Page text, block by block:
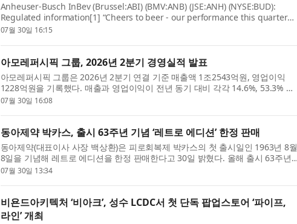
Anheuser-Busch InBev (Brussel:ABI) (BMV:ANB) (JSE:ANH) (NYSE:BUD):
Regulated information[1] “Cheers to beer - our performance this quarter
reflects the strength of the beer category and the consistent execut...
07월 30일 16:15
아모레퍼시픽 그룹, 2026년 2분기 경영실적 발표
아모레퍼시픽 그룹은 2026년 2분기 연결 기준 매출액 1조2543억원, 영업이익
1228억원을 기록했다. 매출과 영업이익이 전년 동기 대비 각각 14.6%, 53.3% 성
장하며, 견고한 매출 및 수익 성장세를 동시에 달성했다. 국내 사...
07월 30일 16:08
동아제약 박카스, 출시 63주년 기념 ‘레트로 에디션’ 한정 판매
동아제약(대표이사 사장 백상환)은 피로회복제 박카스의 첫 출시일인 1963년 8월
8일을 기념해 레트로 에디션을 한정 판매한다고 30일 밝혔다. 올해 출시 63주년
을 맞은 대한민국 대표 피로회복제 박카스는 지난해까지 누적...
07월 30일 13:34
비욘드아키텍처 ‘비아크’, 성수 LCDC서 첫 단독 팝업스토어 ‘파이프,
라인’ 개최